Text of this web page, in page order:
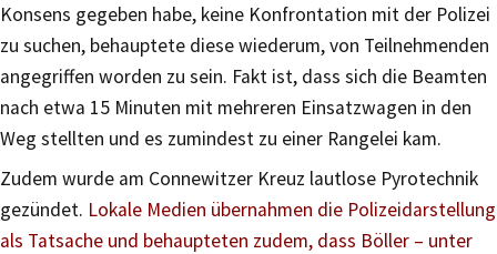
Konsens gegeben habe, keine Konfrontation mit der Polizei
zu suchen, behauptete diese wiederum, von Teilnehmenden
angegriffen worden zu sein. Fakt ist, dass sich die Beamten
nach etwa 15 Minuten mit mehreren Einsatzwagen in den
Weg stellten und es zumindest zu einer Rangelei kam.
Zudem wurde am Connewitzer Kreuz lautlose Pyrotechnik
gezündet. Lokale Medien übernahmen die Polizeidarstellung
als Tatsache und behaupteten zudem, dass Böller – unter